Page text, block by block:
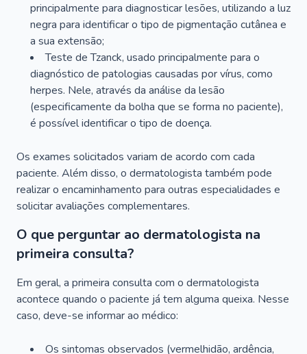
principalmente para diagnosticar lesões, utilizando a luz
negra para identificar o tipo de pigmentação cutânea e
a sua extensão;
Teste de Tzanck, usado principalmente para o
diagnóstico de patologias causadas por vírus, como
herpes. Nele, através da análise da lesão
(especificamente da bolha que se forma no paciente),
é possível identificar o tipo de doença.
Os exames solicitados variam de acordo com cada
paciente. Além disso, o dermatologista também pode
realizar o encaminhamento para outras especialidades e
solicitar avaliações complementares.
O que perguntar ao dermatologista na
primeira consulta?
Em geral, a primeira consulta com o dermatologista
acontece quando o paciente já tem alguma queixa. Nesse
caso, deve-se informar ao médico:
Os sintomas observados (vermelhidão, ardência,